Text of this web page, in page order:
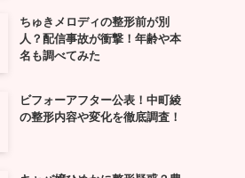
ちゅきメロディの整形前が別
人？配信事故が衝撃！年齢や本
名も調べてみた
ビフォーアフター公表！中町綾
の整形内容や変化を徹底調査！